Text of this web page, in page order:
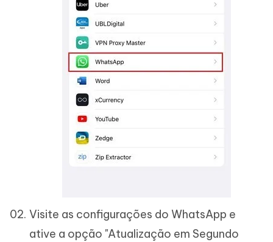
Visite as configurações do WhatsApp e
ative a opção "Atualização em Segundo